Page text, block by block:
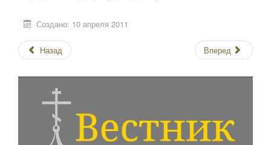
Создано: 10 апреля 2011
Назад Вперед